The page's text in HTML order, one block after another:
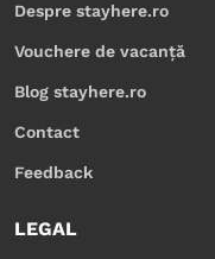
Despre stayhere.ro
Vouchere de vacanță
Blog stayhere.ro
Contact
Feedback
LEGAL